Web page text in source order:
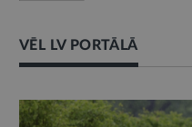
VĒL LV PORTĀLĀ